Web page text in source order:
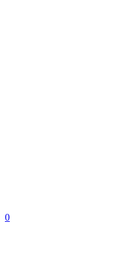
0